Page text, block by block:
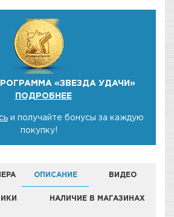
«ЗВЕЗДА УДАЧИ»
ПОДРОБНЕЕ
и получайте бонусы за каждую
покупку!
ОПИСАНИЕ ВИДЕО
НАЛИЧИЕ В МАГАЗИНАХ